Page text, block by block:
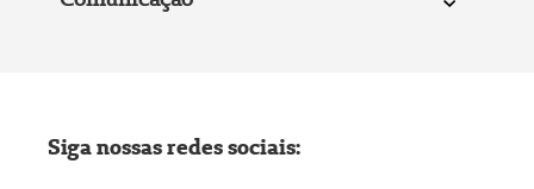
Siga nossas redes sociais: